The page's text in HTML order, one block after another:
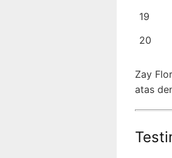
19
20
Zay
atas